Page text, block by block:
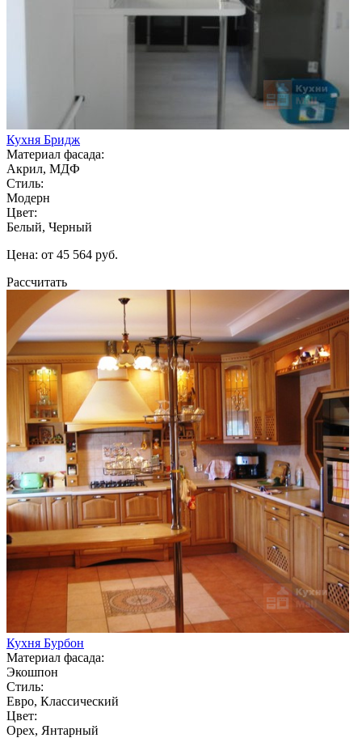
Кухня Бридж
Материал фасада:
Акрил, МДФ
Стиль:
Модерн
Цвет:
Белый, Черный
Цена: от 45 564 руб.
Рассчитать
Кухня Бурбон
Материал фасада:
Экошпон
Стиль:
Евро, Классический
Цвет:
Орех, Янтарный